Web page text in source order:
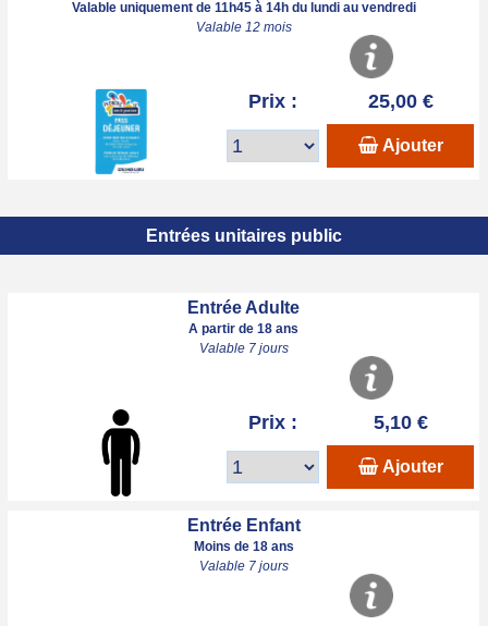
Valable uniquement de 11h45 à 14h du lundi au vendredi
Valable 12 mois
Prix : 25,00 €
Ajouter
Entrées unitaires public
Entrée Adulte
A partir de 18 ans
Valable 7 jours
Prix : 5,10 €
Ajouter
Entrée Enfant
Moins de 18 ans
Valable 7 jours